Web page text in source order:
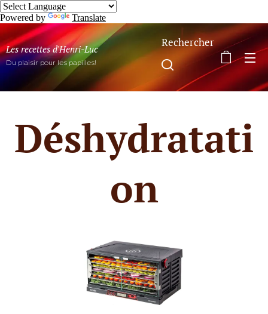
Powered by Translate
Les recettes d'Henri-Luc
Du plaisir pour les papilles!
Rechercher
Déshydratati
on